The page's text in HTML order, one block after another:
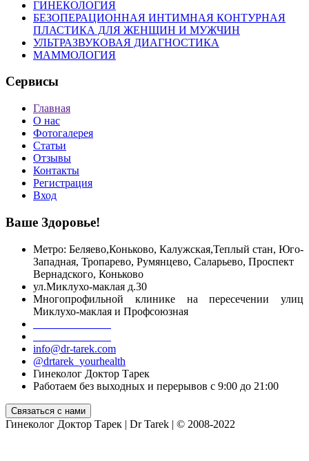
ГИНЕКОЛОГИЯ
БЕЗОПЕРАЦИОННАЯ ИНТИМНАЯ КОНТУРНАЯ
ПЛАСТИКА ДЛЯ ЖЕНЩИН И МУЖЧИН
УЛЬТРАЗВУКОВАЯ ДИАГНОСТИКА
МАММОЛОГИЯ
Сервисы
Главная
О нас
Фотогалерея
Статьи
Отзывы
Контакты
Регистрация
Вход
Ваше Здоровье!
Метро: Беляево,Коньково, Калужская,Теплый стан, Юго-
Западная, Тропарево, Румянцево, Саларьево, Проспект
Вернадского, Коньково
ул.Миклухо-маклая д.30
Многопрофильной клинике на пересечении улиц
Миклухо-маклая и Профсоюзная
info@dr-tarek.com
@drtarek_yourhealth
Гинеколог Доктор Тарек
Работаем без выходных и перерывов с 9:00 до 21:00
Гинеколог Доктор Тарек | Dr Tarek | © 2008-2022